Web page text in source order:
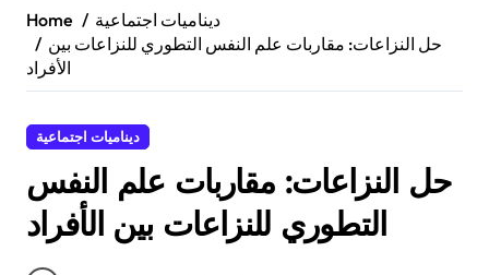
content
Home
ديناميات اجتماعية
حل النزاعات: مقاربات علم النفس التطوري للنزاعات بين
الأفراد
ديناميات اجتماعية
حل النزاعات: مقاربات علم النفس
التطوري للنزاعات بين الأفراد